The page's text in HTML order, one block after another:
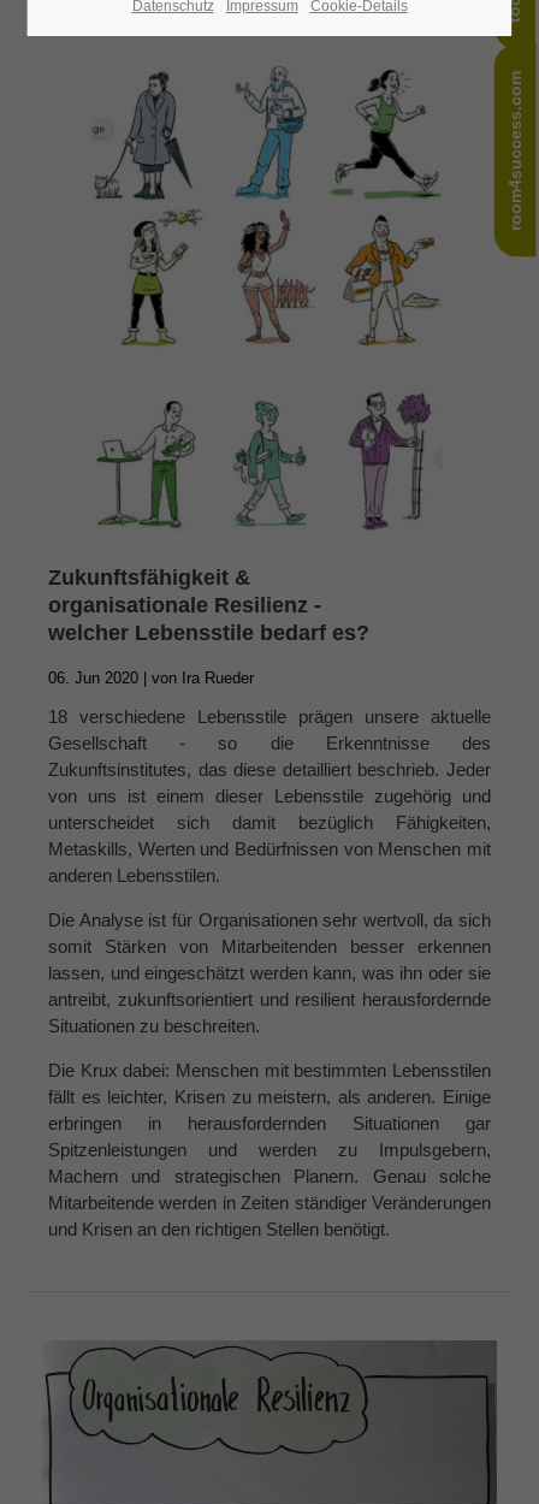
24h / 365days
We offer support for our customers
Mon - Fri 8:00am - 5:00pm(GMT +1)
Get in touch
Cybersteel Inc.
376-293 City Road, Suite 600
San Francisco, CA 94102
Have any questions?
+44 1234 567 890
Drop us a line
info@yourdomain.com
About us
Lorem ipsum dolor sit amet, consectetuer
Cum sociis natoque penatibus et magnis dis parturient
montes, nascetur ridiculus mus. Donec quam felis,
ultricies nec.
room4success.com
Zukunftsfähigkeit &
organisationale Resilienz -
welcher Lebensstile bedarf es?
06. Jun 2020 | von Ira Rueder
18 verschiedene Lebensstile prägen unsere aktuelle
Gesellschaft - so die Erkenntnisse des
Zukunftsinstitutes, das diese detailliert beschrieb. Jeder
von uns ist einem dieser Lebensstile zugehörig und
unterscheidet sich damit bezüglich Fähigkeiten,
Metaskills, Werten und Bedürfnissen von Menschen mit
anderen Lebensstilen.
Die Analyse ist für Organisationen sehr wertvoll, da sich
somit Stärken von Mitarbeitenden besser erkennen
lassen, und eingeschätzt werden kann, was ihn oder sie
antreibt, zukunftsorientiert und resilient herausfordernde
Situationen zu beschreiten.
Die Krux dabei: Menschen mit bestimmten Lebensstilen
fällt es leichter, Krisen zu meistern, als anderen. Einige
erbringen in herausfordernden Situationen gar
Spitzenleistungen und werden zu Impulsgebern,
Machern und strategischen Planern. Genau solche
Mitarbeitende werden in Zeiten ständiger Veränderungen
und Krisen an den richtigen Stellen benötigt.
Datenschutz Impressum Cookie-Details